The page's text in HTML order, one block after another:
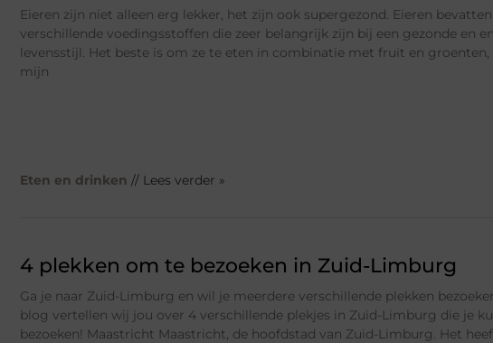
Eieren zijn niet alleen erg lekker, het zijn ook supergezond. Eieren bevatten
verschillende voedingsstoffen die zeer belangrijk zijn bij een gezonde en
levensstijl. Het beste is om ze te eten in combinatie met fruit en groenten,
mijn
Eten en drinken // Lees verder »
4 plekken om te bezoeken in Zuid-Limburg
Ga je naar Zuid-Limburg en wil je meerdere verschillende plekken
blog vertellen wij jou over 4 verschillende plekjes in Zuid-Limburg die je
bezoeken! Maastricht Maastricht, de hoofdstad van Zuid-Limburg. Het